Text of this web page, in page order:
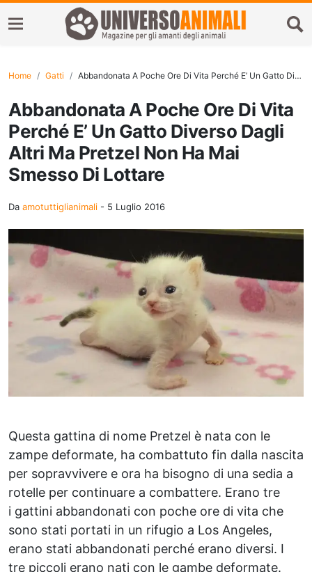
Home Gatti Abbandonata A Poche Ore Di Vita Perché E’ Un Gatto Diverso Dagli Altri Ma Pretzel Non Ha Mai Smesso Di Lottare
Abbandonata A Poche Ore Di Vita
Perché E’ Un Gatto Diverso Dagli
Altri Ma Pretzel Non Ha Mai
Smesso Di Lottare
Da amotuttiglianimali - 5 Luglio 2016
Questa gattina di nome Pretzel è nata con le
zampe deformate, ha combattuto fin dalla nascita
per sopravvivere e ora ha bisogno di una sedia a
rotelle per continuare a combattere. Erano tre
i gattini abbandonati con poche ore di vita che
sono stati portati in un rifugio a Los Angeles,
erano stati abbandonati perché erano diversi. I
tre piccoli erano nati con le gambe deformate.